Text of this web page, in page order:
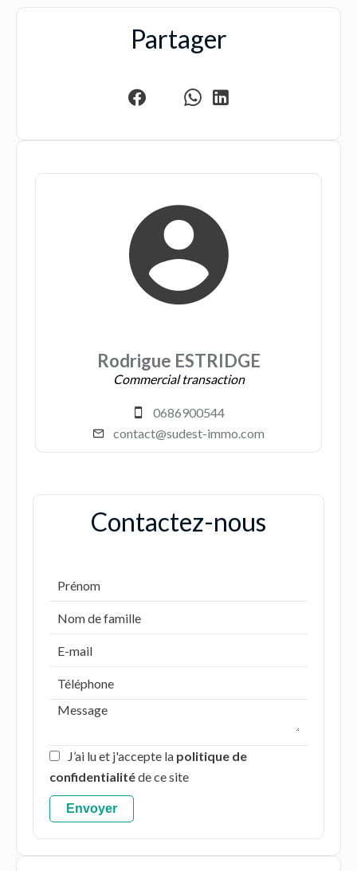
Partager
Rodrigue ESTRIDGE
Commercial transaction
0686900544
contact@sudest-immo.com
Contactez-nous
J’ai lu et j'accepte la politique de
confidentialitéde ce site
Envoyer